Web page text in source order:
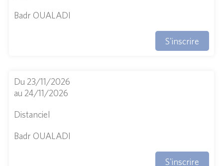
Badr OUALADI
S'inscrire
Du 23/11/2026
au 24/11/2026
Distanciel
Badr OUALADI
S'inscrire